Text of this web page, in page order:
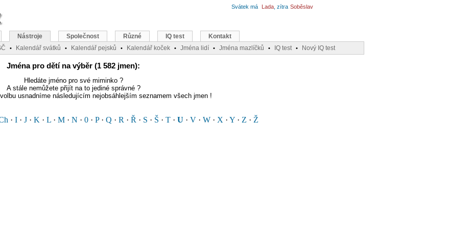
Jména pro dětí na výběr (1 582 jmen):
Hledáte jméno pro své miminko ?
A stále nemůžete přijít na to jediné správné ?
usnadníme následujícím nejobsáhlejším seznamem všech jmen !
· I · J · K · L · M · N · 0 · P· Q · R · Ř · S · Š · T · U · V · W · X · Y · Z · Ž
Svátek má Lada , zítra Soběslav
Nástroje Společnost Různé IQ test
Kontakt
• Kalendář svátků • Kalendář pejsků • Kalendář koček • Jména lidí • Jména mazlíčků • IQ test • Nový IQ test